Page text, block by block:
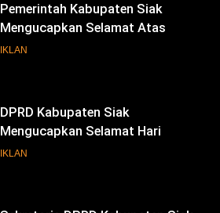
Pemerintah Kabupaten Siak
Mengucapkan Selamat Atas
Pengambilan Sumpah Jabatan
IKLAN
DPRD Kabupaten Siak
Mengucapkan Selamat Hari
Pendidikan Nasional
IKLAN